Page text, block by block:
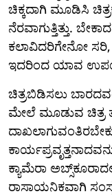
ಚಿಕ್ಕದಾಗಿ ಮೂಡಿಸಿ
ನೆರವಾಗುತ್ತಿತ್ತು.
ಕಲಾವಿದರಿಗೇನೋ
ಇದರಿಂದ ಯಾವ
ಚಿತ್ರಬಿಡಿಸಲು
ಮೇಲೆ ಮೂಡುವ ಚಿತ್ರ
ಕ್ಯಾಮೆರಾ
ರಾಸಾಯನಿಕವಾಗಿ